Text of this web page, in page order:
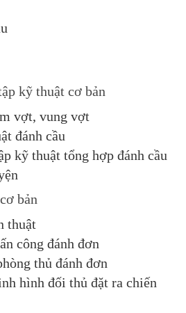
kỹ thuật cơ bản
vợt, vung vợt
đánh cầu
kỹ thuật tổng hợp đánh cầu
bản
thuật
công đánh đơn
thủ đánh đơn
hình đối thủ đặt ra chiến